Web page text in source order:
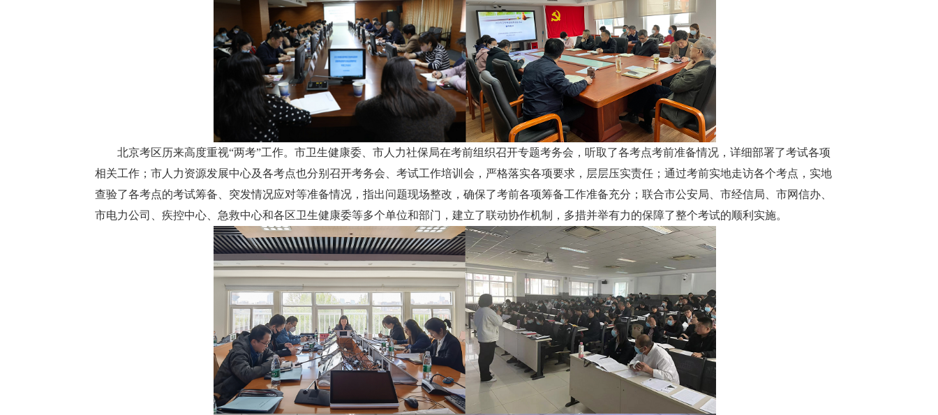
北京考区历来高度重视“两考”工作。市卫生健康委、市人力社保局在考前组织召开专题考务会，听取了各考点考前准备情况，详细部署了考试各项
相关工作；市人力资源发展中心及各考点也分别召开考务会、考试工作培训会，严格落实各项要求，层层压实责任；通过考前实地走访各个考点，实地
查验了各考点的考试筹备、突发情况应对等准备情况，指出问题现场整改，确保了考前各项筹备工作准备充分；联合市公安局、市经信局、市网信办、
市电力公司、疾控中心、急救中心和各区卫生健康委等多个单位和部门，建立了联动协作机制，多措并举有力的保障了整个考试的顺利实施。